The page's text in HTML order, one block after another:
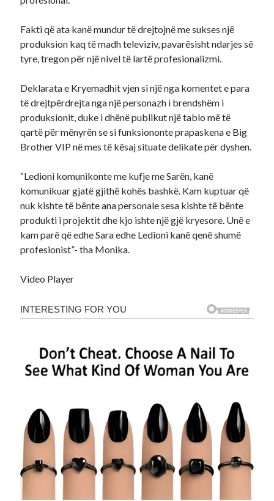
Fakti që ata kanë mundur të drejtojnë me sukses një
produksion kaq të madh televiziv, pavarësisht ndarjes së
tyre, tregon për një nivel të lartë profesionalizmi.
Deklarata e Kryemadhit vjen si një nga komentet e para
të drejtpërdrejta nga një personazh i brendshëm i
produksionit, duke i dhënë publikut një tablo më të
qartë për mënyrën se si funksiononte prapaskena e Big
Brother VIP në mes të kësaj situate delikate për dyshen.
“Ledioni komunikonte me kufje me Sarën, kanë
komunikuar gjatë gjithë kohës bashkë. Kam kuptuar që
nuk kishte të bënte ana personale sesa kishte të bënte
produkti i projektit dhe kjo ishte një gjë kryesore. Unë e
kam parë që edhe Sara edhe Ledioni kanë qenë shumë
profesionist”- tha Monika.
Video Player